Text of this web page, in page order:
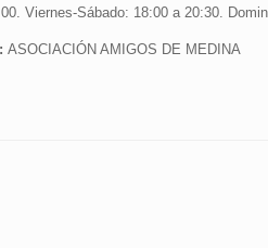
Viernes-Sábado: 18:00 a 20:30.
ASOCIACIÓN AMIGOS DE MEDINA